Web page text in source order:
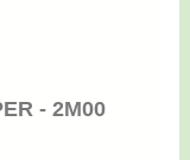
- 2M00